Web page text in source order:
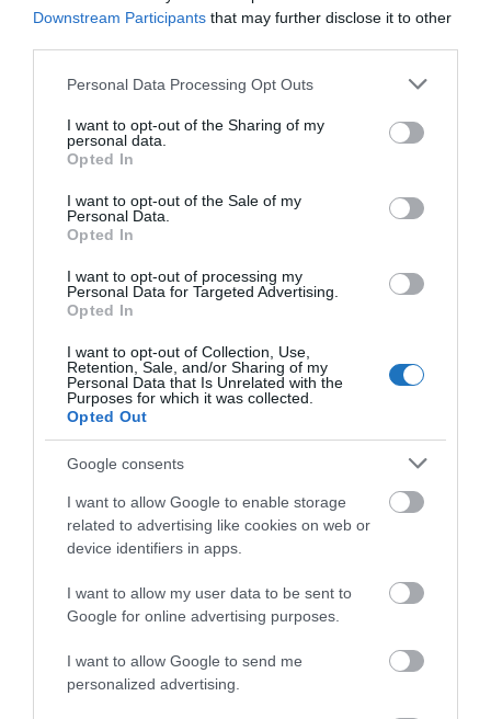
Downstream Participants that may further disclose it to other
Please note that this website/app uses one or more Google
not limited to your visit or usage behaviour. You may click to
grant or deny consent to Google and its third-party tags to
use your data for below specified purposes in below Google
consent section.
Personal Data Processing Opt Outs
I want to opt-out of the Sharing of my
personal data.
Opted In
I want to opt-out of the Sale of my
Personal Data.
Opted In
I want to opt-out of processing my
Personal Data for Targeted Advertising.
Opted In
I want to opt-out of Collection, Use,
Retention, Sale, and/or Sharing of my
Personal Data that Is Unrelated with the
Purposes for which it was collected.
Opted Out
Google consents
I want to allow Google to enable storage
related to advertising like cookies on web or
device identifiers in apps.
I want to allow my user data to be sent to
Google for online advertising purposes.
I want to allow Google to send me
personalized advertising.
Hogyan lehet majd betartatni a karantént
Indiában?
Találgatásokba nem mennék bele, de amikor ott
jártam, azt tapasztaltam, hogy nagyon sok ember
egyik napról a másikra él. Kimegy az utcára, csinál
valamit, mondjuk taxizik, riksázik, beszed valamennyi
kis pénzt és abból vesz ételt. 21 napig, ha nem
tehetik meg az emberek, hogy az olyan alapvető
munkáikat elvégezzék, amiknek alapkövetelménye az,
hogy sok idegen emberrel találkoznak közben, akkor
nagy kérdés, és komoly kihívás, hogy ezeknek az